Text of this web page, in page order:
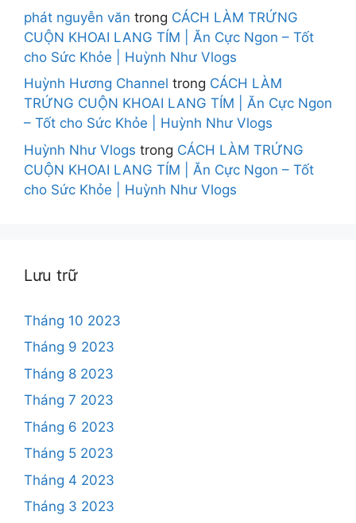
phát nguyễn văn trong CÁCH LÀM TRỨNG
CUỘN KHOAI LANG TÍM | Ăn Cực Ngon – Tốt
cho Sức Khỏe | Huỳnh Như Vlogs
Huỳnh Hương Channel trong CÁCH LÀM
TRỨNG CUỘN KHOAI LANG TÍM | Ăn Cực Ngon
– Tốt cho Sức Khỏe | Huỳnh Như Vlogs
Huỳnh Như Vlogs trong CÁCH LÀM TRỨNG
CUỘN KHOAI LANG TÍM | Ăn Cực Ngon – Tốt
cho Sức Khỏe | Huỳnh Như Vlogs
Lưu trữ
Tháng 10 2023
Tháng 9 2023
Tháng 8 2023
Tháng 7 2023
Tháng 6 2023
Tháng 5 2023
Tháng 4 2023
Tháng 3 2023